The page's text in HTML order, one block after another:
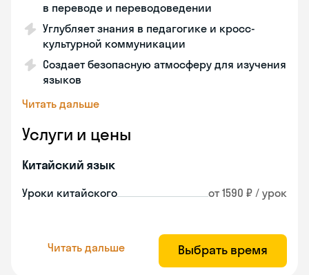
в переводе и переводоведении
Углубляет знания в педагогике и кросс-
культурной коммуникации
Создает безопасную атмосферу для изучения
языков
Читать дальше
Услуги и цены
Китайский язык
Уроки китайского от 1590 ₽ / урок
Читать дальше Выбрать время